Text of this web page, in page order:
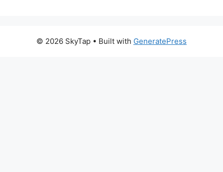
© 2026 SkyTap • Built with GeneratePress